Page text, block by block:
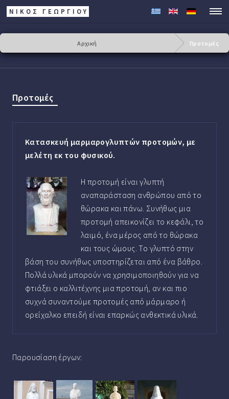
ΝΙΚΟΣ ΓΕΩΡΓΊΟΥ
Αρχική Προτομές
Προτομές
Κατασκευή μαρμαρογλυπτών προτομών, με
μελέτη εκ του φυσικού.
Η προτομή είναι γλυπτή
αναπαράσταση ανθρώπου από το
θώρακα και πάνω. Συνήθως μια
προτομή απεικονίζει το κεφάλι, το
λαιμό, ένα μέρος από το θώρακα
και τους ώμους. Το γλυπτό στην
βάση του συνήθως υποστηρίζεται από ένα βάθρο.
Πολλά υλικά μπορούν να χρησιμοποιηθούν για να
φτιάξει ο καλλιτέχνης μια προτομή, αν και πιο
συχνά συναντούμε προτομές από μάρμαρο ή
ορείχαλκο επειδή είναι επαρκώς ανθεκτικά υλικά.
Παρουσίαση έργων: